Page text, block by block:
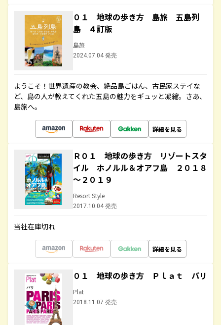
０１ 地球の歩き方 島旅 五島列
島 ４訂版
島旅
2024.07.04 発売
ようこそ！世界遺産の教会、絶品島ごはん、古民家ステイな
ど、島の人が教えてくれた五島の魅力をギュッと凝縮。さあ、
島旅へ。
詳細を見る
Ｒ０１ 地球の歩き方 リゾートスタ
イル ホノルル＆オアフ島 ２０１８
～２０１９
Resort Style
2017.10.04 発売
当社在庫切れ
詳細を見る
０１ 地球の歩き方 Ｐｌａｔ パリ
Plat
2018.11.07 発売